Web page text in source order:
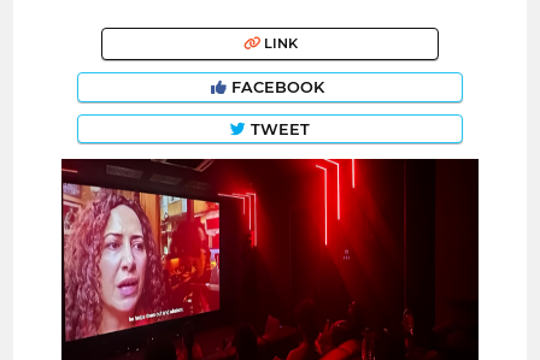
LINK
FACEBOOK
TWEET